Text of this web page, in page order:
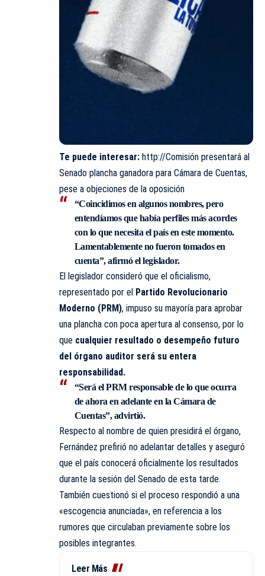
Te puede interesar: http://Comisión presentará al
Senado plancha ganadora para Cámara de Cuentas,
pese a objeciones de la oposición
“Coincidimos en algunos nombres, pero
entendíamos que había perfiles más acordes
con lo que necesita el país en este momento.
Lamentablemente no fueron tomados en
cuenta”, afirmó el legislador.
El legislador consideró que el oficialismo,
representado por el Partido Revolucionario
Moderno (PRM), impuso su mayoría para aprobar
una plancha con poca apertura al consenso, por lo
que cualquier resultado o desempeño futuro
del órgano auditor será su entera
responsabilidad.
“Será el PRM responsable de lo que ocurra
de ahora en adelante en la Cámara de
Cuentas”, advirtió.
Respecto al nombre de quien presidirá el órgano,
Fernández prefirió no adelantar detalles y aseguró
que el país conocerá oficialmente los resultados
durante la sesión del Senado de esta tarde.
También cuestionó si el proceso respondió a una
«escogencia anunciada», en referencia a los
rumores que circulaban previamente sobre los
posibles integrantes.
Leer Más